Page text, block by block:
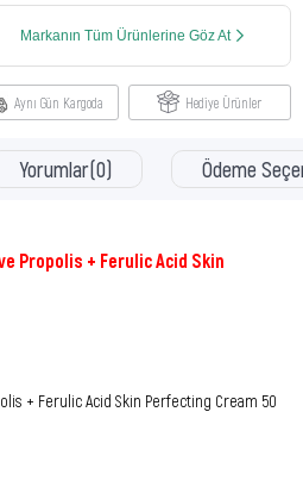
Markanın Tüm Ürünlerine Göz At
Aynı Gün Kargoda Hediye Ürünler
Yorumlar(0) Ödeme
+ Ferulic Acid Skin
+ Ferulic Acid Skin Perfecting Cream 50